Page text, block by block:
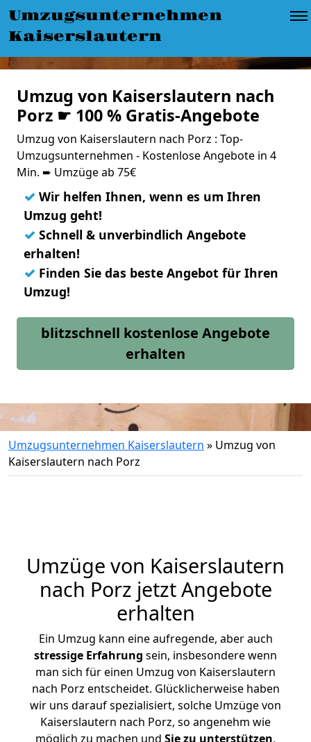
Umzugsunternehmen
Kaiserslautern
Umzug von Kaiserslautern nach
Porz ☛ 100 % Gratis-Angebote
Umzug von Kaiserslautern nach Porz : Top-
Umzugsunternehmen - Kostenlose Angebote in 4
Min. ➨ Umzüge ab 75€
✓ Wir helfen Ihnen, wenn es um Ihren
Umzug geht!
✓ Schnell & unverbindlich Angebote
erhalten!
✓ Finden Sie das beste Angebot für Ihren
Umzug!
blitzschnell kostenlose Angebote
erhalten
Umzugsunternehmen Kaiserslautern » Umzug von
Kaiserslautern nach Porz
Umzüge von Kaiserslautern
nach Porz jetzt Angebote
erhalten
Ein Umzug kann eine aufregende, aber auch
stressige Erfahrung sein, insbesondere wenn
man sich für einen Umzug von Kaiserslautern
nach Porz entscheidet. Glücklicherweise haben
wir uns darauf spezialisiert, solche Umzüge von
Kaiserslautern nach Porz, so angenehm wie
möglich zu machen und Sie zu unterstützen,